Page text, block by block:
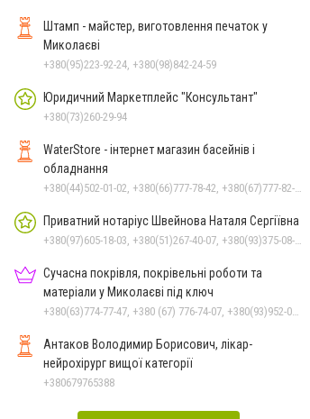
Штамп - майстер, виготовлення печаток у
Миколаєві
+380(95)223-92-24, +380(98)842-24-59
Юридичний Маркетплейс "Консультант"
+380(73)260-29-94
WaterStore - інтернет магазин басейнів і
обладнання
Приватний нотаріус Швейнова Наталя Сергіївна
Сучасна покрівля, покрівельні роботи та
матеріали у Миколаєві під ключ
Антаков Володимир Борисович, лікар-
нейрохірург вищої категорії
+380679765388